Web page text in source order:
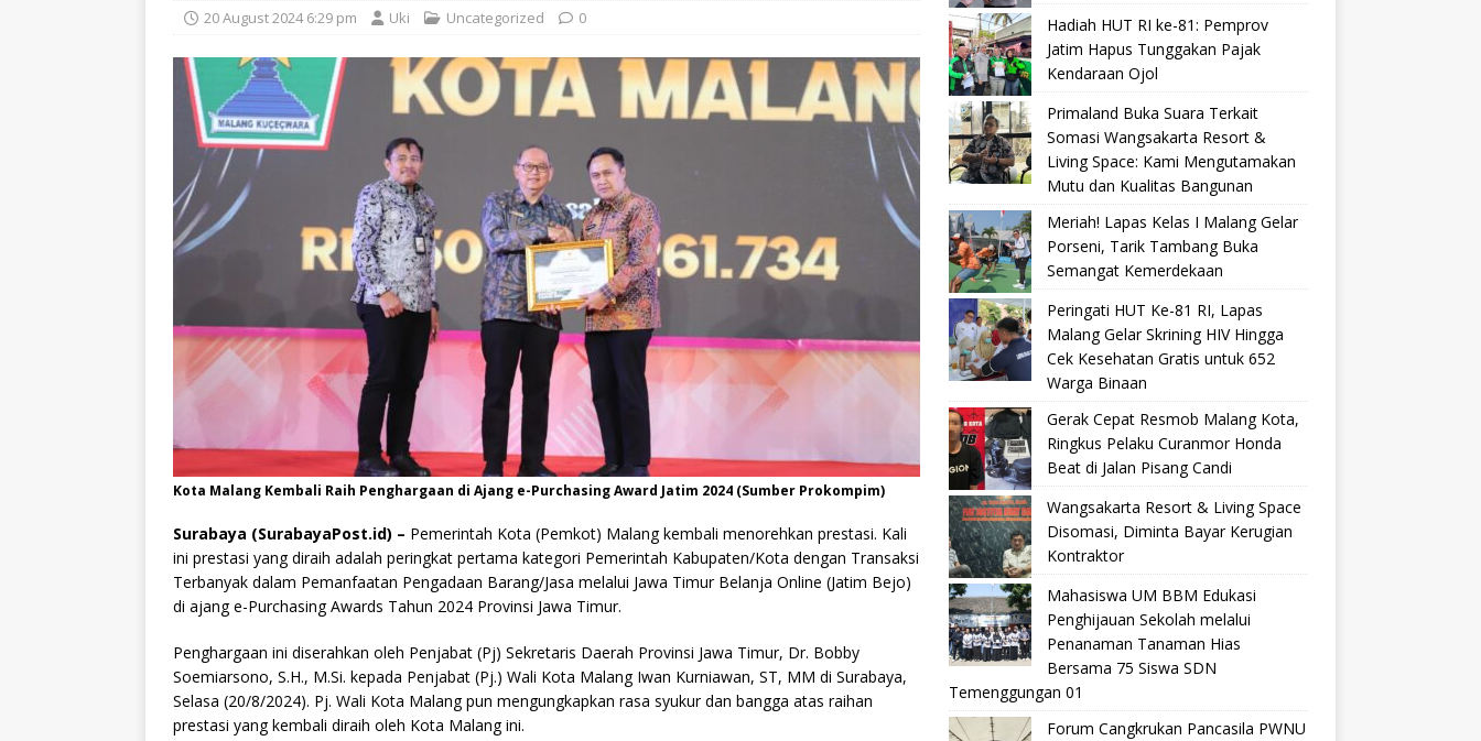
20 August 2024 6:29 pm Uki Uncategorized 0
Kota Malang Kembali Raih Penghargaan di Ajang e-Purchasing Award Jatim 2024 (Sumber Prokompim)
Surabaya (SurabayaPost.id) – Pemerintah Kota (Pemkot) Malang kembali menorehkan prestasi. Kali
ini prestasi yang diraih adalah peringkat pertama kategori Pemerintah Kabupaten/Kota dengan Transaksi
Terbanyak dalam Pemanfaatan Pengadaan Barang/Jasa melalui Jawa Timur Belanja Online (Jatim Bejo)
di ajang e-Purchasing Awards Tahun 2024 Provinsi Jawa Timur.
Penghargaan ini diserahkan oleh Penjabat (Pj) Sekretaris Daerah Provinsi Jawa Timur, Dr. Bobby
Soemiarsono, S.H., M.Si. kepada Penjabat (Pj.) Wali Kota Malang Iwan Kurniawan, ST, MM di Surabaya,
Selasa (20/8/2024). Pj. Wali Kota Malang pun mengungkapkan rasa syukur dan bangga atas raihan
prestasi yang kembali diraih oleh Kota Malang ini.
Hadiah HUT RI ke-81: Pemprov
Jatim Hapus Tunggakan Pajak
Kendaraan Ojol
Primaland Buka Suara Terkait
Somasi Wangsakarta Resort &
Living Space: Kami Mengutamakan
Mutu dan Kualitas Bangunan
Meriah! Lapas Kelas I Malang Gelar
Porseni, Tarik Tambang Buka
Semangat Kemerdekaan
Peringati HUT Ke-81 RI, Lapas
Malang Gelar Skrining HIV Hingga
Cek Kesehatan Gratis untuk 652
Warga Binaan
Gerak Cepat Resmob Malang Kota,
Ringkus Pelaku Curanmor Honda
Beat di Jalan Pisang Candi
Wangsakarta Resort & Living Space
Disomasi, Diminta Bayar Kerugian
Kontraktor
Mahasiswa UM BBM Edukasi
Penghijauan Sekolah melalui
Penanaman Tanaman Hias
Bersama 75 Siswa SDN
Temenggungan 01
Forum Cangkrukan Pancasila PWNU